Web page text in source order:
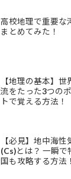
高校地理で重要な
まとめてみた！
【地理の基本】世
流をたった3つの
トで覚える方法！
【必見】地中海性
(Cs)とは？ 一瞬で
国も攻略する方法！